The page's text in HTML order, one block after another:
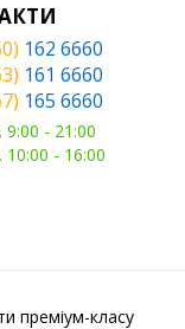
162 6660
161 6660
165 6660
- 21:00
- 16:00
преміум-класу